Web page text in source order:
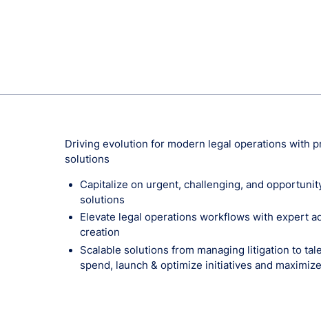
Driving evolution for modern legal operations with
solutions
Capitalize on urgent, challenging, and
solutions
Elevate legal operations workflows with expert
creation
Scalable solutions from managing litigation to
spend, launch & optimize initiatives and